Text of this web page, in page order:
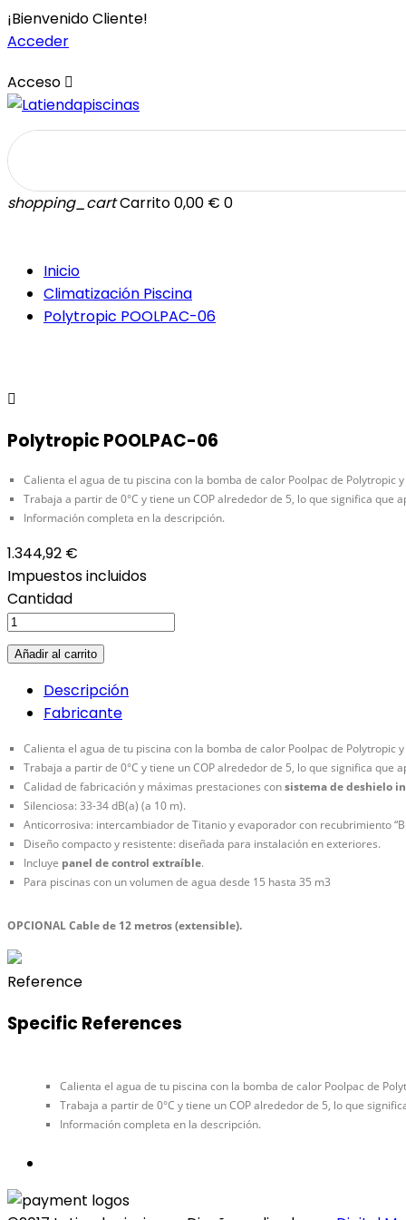
¡Bienvenido Cliente!
Acceder
Acceso 
shopping_cartCarrito0,00 € 0
Inicio
Climatización Piscina
Polytropic POOLPAC-06

Polytropic POOLPAC-06
Calienta el agua de tu piscina con la bomba de calor Poolpac de
Trabaja a partir de 0°C y tiene un COP alrededor de 5, lo que significa
Información completa en la descripción.
1.344,92 €
Impuestos incluidos
Cantidad
Añadir al carrito
Descripción
Fabricante
Calienta el agua de tu piscina con la bomba de calor Poolpac de
Trabaja a partir de 0°C y tiene un COP alrededor de 5, lo que significa
Calidad de fabricación y máximas prestaciones consistema de deshielo
Silenciosa: 33-34 dB(a) (a 10 m).
Anticorrosiva: intercambiador de Titanio y evaporador con recubrimiento
Diseño compacto y resistente: diseñada para instalación en exteriores.
Incluye panel de control extraíble.
Para piscinas con un volumen de agua desde 15 hasta 35 m3
OPCIONAL Cable de 12 metros (extensible).
Reference
Specific References
Calienta el agua de tu piscina con la bomba de calor Poolpac de
Trabaja a partir de 0°C y tiene un COP alrededor de 5, lo que
Información completa en la descripción.